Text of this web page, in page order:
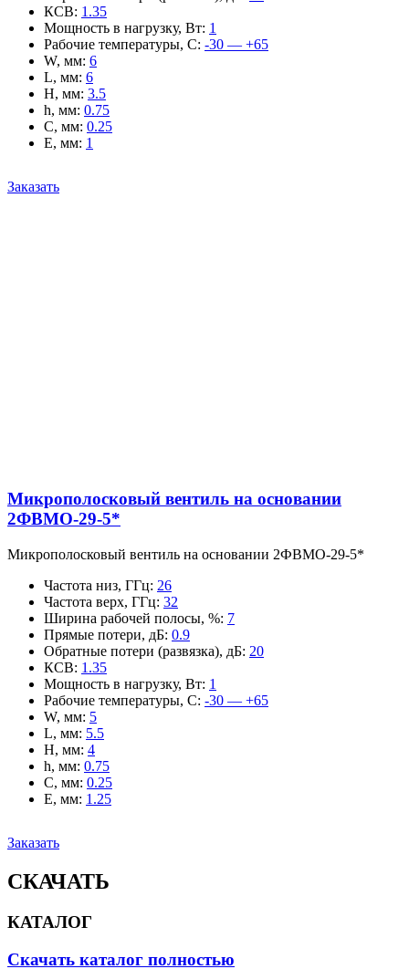
КСВ: 1.35
Мощность в нагрузку, Вт: 1
Рабочие температуры, С: -30 — +65
W, мм: 6
L, мм: 6
H, мм: 3.5
h, мм: 0.75
C, мм: 0.25
E, мм: 1
Заказать
Микрополосковый вентиль на основании
2ФВМO-29-5*
Микрополосковый вентиль на основании 2ФВМO-29-5*
Частота низ, ГГц: 26
Частота верх, ГГц: 32
Ширина рабочей полосы, %: 7
Прямые потери, дБ: 0.9
Обратные потери (развязка), дБ: 20
КСВ: 1.35
Мощность в нагрузку, Вт: 1
Рабочие температуры, С: -30 — +65
W, мм: 5
L, мм: 5.5
H, мм: 4
h, мм: 0.75
C, мм: 0.25
E, мм: 1.25
Заказать
СКАЧАТЬ
КАТАЛОГ
Скачать каталог полностью